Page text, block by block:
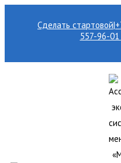
Сделать стартовой|
557-96-